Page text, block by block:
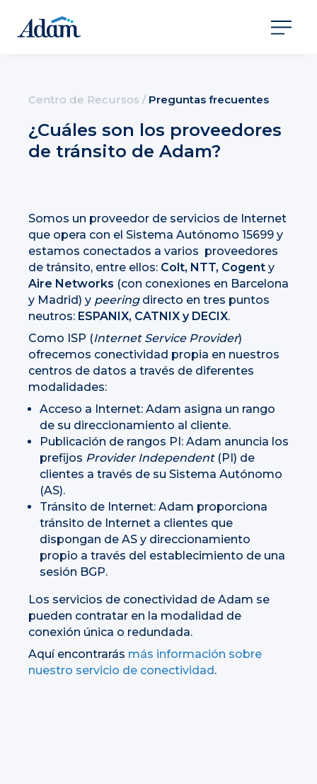
Centro de Recursos / Preguntas frecuentes
¿Cuáles son los proveedores
de tránsito de Adam?
Somos un proveedor de servicios de Internet
que opera con el Sistema Autónomo 15699 y
estamos conectados a varios proveedores
de tránsito, entre ellos: Colt, NTT, Cogent y
Aire Networks (con conexiones en Barcelona
y Madrid) y peeringdirecto en tres puntos
neutros: ESPANIX, CATNIX y DECIX.
Como ISP (Internet Service Provider)
ofrecemos conectividad propia en nuestros
centros de datos a través de diferentes
modalidades:
Acceso a Internet: Adam asigna un rango
de su direccionamiento al cliente.
Publicación de rangos PI: Adam anuncia los
prefijos Provider Independent(PI) de
clientes a través de su Sistema Autónomo
(AS).
Tránsito de Internet: Adam proporciona
tránsito de Internet a clientes que
dispongan de AS y direccionamiento
propio a través del establecimiento de una
sesión BGP.
Los servicios de conectividad de Adam se
pueden contratar en la modalidad de
conexión única o redundada.
Aquí encontrarás más información sobre
nuestro servicio de conectividad.